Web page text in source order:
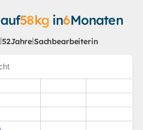
auf58kgin6Monaten
|52Jahre|Sachbearbeiterin